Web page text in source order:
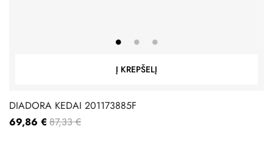
Į KREPŠELĮ
DIADORA KEDAI 201173885F
69,86 € 87,33 €